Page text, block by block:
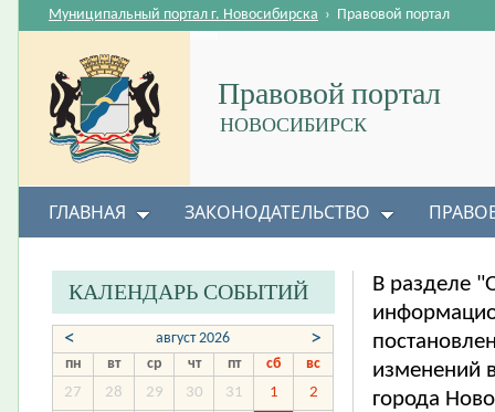
Правовой портал
НОВОСИБИРСК
Муниципальный портал г. Новосибирска › Правовой портал
ГЛАВНАЯ ЗАКОНОДАТЕЛЬСТВО
В разделе
изменений
города
КАЛЕНДАРЬ СОБЫТИЙ
< август 2026 >
пн вт ср чт пт сб
вс
27
28 29 30 31 1 2